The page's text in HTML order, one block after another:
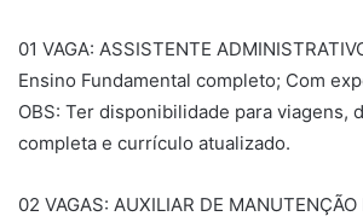
01 VAGA: ASSISTENTE
Ensino Fundamental completo; Com
OBS: Ter disponibilidade para viagens,
completa e currículo atualizado.
02 VAGAS: AUXILIAR DE